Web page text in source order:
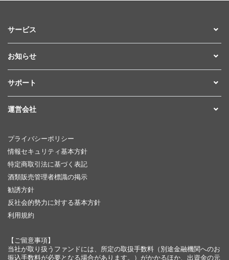
サービス
お知らせ
サポート
運営会社
プライバシーポリシー
情報セキュリティ基本方針
特定商取引法に基づく表記
酒類販売管理者標識の掲示
勧誘方針
反社会的勢力に対する基本方針
利用規約
【ご留意事項】
当社が取り扱うファンドには、所定の取扱手数料（別途金融機関へのお
振込手数料が必要となる場合があります。）がかかるほか、出資金の元